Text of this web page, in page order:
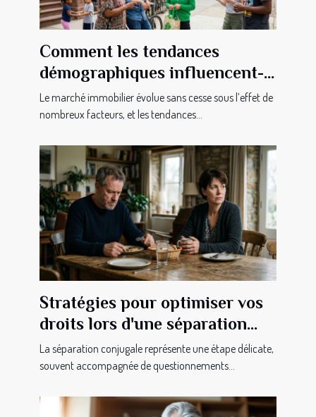
Comment les tendances
démographiques influencent-
elles le marché immobilier ?
Le marché immobilier évolue sans cesse sous l’effet de
nombreux facteurs, et les tendances...
Stratégies pour optimiser vos
droits lors d'une séparation
conjugale
La séparation conjugale représente une étape délicate,
souvent accompagnée de questionnements...